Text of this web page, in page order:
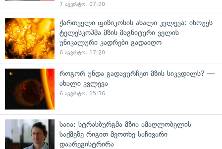
7 აგვისტო, 07:20
ქართველი ფიზიკოსის ახალი კვლევა: ინოუეს
ტელესკოპმა მზის მაგნიტური ველის
უნიკალური კადრები გადაიღო
6 აგვისტო, 17:20
როგორ უნდა გადავურჩეთ მზის სიკვდილს? —
ახალი კვლევა
6 აგვისტო, 15:36
საია: სტრასბურგმა მზია ამაღლობელის
საქმეზე რიგით მეოთხე საჩივარი
დაარეგისტრირა